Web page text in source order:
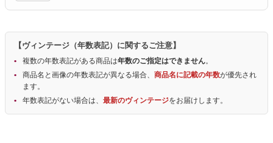
【ヴィンテージ（年数表記）に関するご注意】
複数の年数表記がある商品は年数のご指定はできません。
商品名と画像の年数表記が異なる場合、 商品名に記載の年数が優先され
ます。
年数表記がない場合は、 最新のヴィンテージをお届けします。